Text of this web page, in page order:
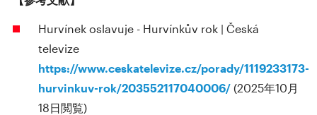
Hurvínek oslavuje - Hurvínkův rok | Česká
televize
https://www.ceskatelevize.cz/porady/1119233173-
hurvinkuv-rok/203552117040006/ (2025年10月
18日閲覧)